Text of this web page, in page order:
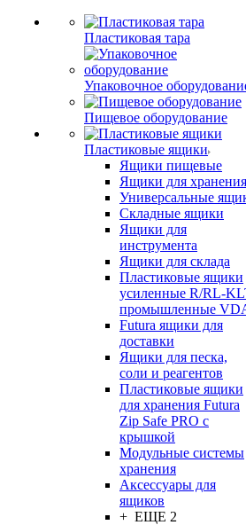
Пластиковая тара
Упаковочное
Пищевое оборудование
Пластиковые ящики
Ящики пищевые
Ящики для хранения
Универсальные
Складные ящики
Ящики для
инструмента
Ящики для склада
Пластиковые ящики
усиленные R/RL-
промышленные
Futura ящики для
доставки
Ящики для песка,
соли и реагентов
Пластиковые ящики
для хранения Futura
Zip Safe PRO с
крышкой
Модульные системы
хранения
Аксессуары для
ящиков
+ ЕЩЕ 2